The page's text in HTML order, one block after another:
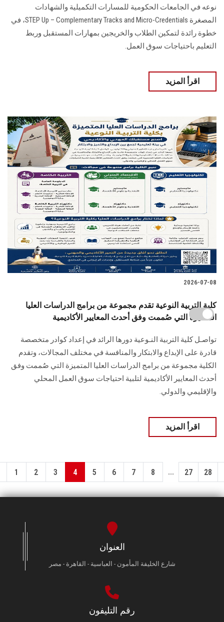
نوعه في الجامعات الحكومية للمسارات التكميلية والشهادات
المصغرة STEP Up – Complementary Tracks and Micro-Credentials، في
خطوة رائدة لتمكين الطلاب والخريجين بمهارات المستقبل وربط
التعليم باحتياجات سوق العمل.
اقرأ المزيد
2026-07-08
كلية التربية النوعية تقدم مجموعة من برامج الدراسات العليا
المتميزة التي صُممت وفق أحدث المعايير الأكاديمية
تواصـل كلية التربية النـوعية دورها الرائد في إعداد كوادر متخصصة
قادرة على الإبداع والابتكار والمنافسة في مختلف المجالات، وتقدم
الكلية مجموعة من برامج الدراسات العليا المتميزة التي صُممت وفق
أحدث المعايير الأكاديمية لتلبية احتياجات سوق العمل المحلي
والإقليمي والدولي.
اقرأ المزيد
1 2 3 4 5 6 7 8 ... 27 28
العنوان
شارع الخليفة المأمون - العباسية - القاهرة - مصر
رقم التليفون